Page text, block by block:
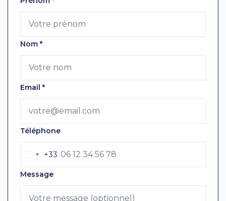
Nom *
Email *
Téléphone
+33
Message